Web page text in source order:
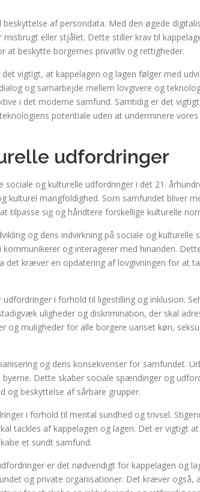
af persondata. Med den øgede
eller stjålet. Dette stiller krav til
at beskytte borgernes privatliv og rettigheder.
vigtigt, at kappelagen og lagen følger med
og samarbejde mellem lovgivere og
i det moderne samfund. Samtidig er det
potentiale uden at underminere
udfordringer
og kulturelle udfordringer i det 21.
kulturel mangfoldighed. Som samfundet bliver
tilpasse sig og håndtere forskellige kulturelle
og dens indvirkning på sociale og kulturelle
og interagerer med hinanden.
det kræver en opdatering af lovgivningen for at
i forhold til ligestilling og inklusion.
uligheder og diskrimination, der skal
og muligheder for alle borgere uanset køn,
og dens konsekvenser for samfundet.
Dette skaber sociale spændinger og
og beskyttelse af sårbare grupper.
i forhold til mental sundhed og trivsel.
tackles af kappelagen og lagen. Det er vigtigt
et sundt samfund.
er det nødvendigt for kappelagen og
og private organisationer. Det kræver også,